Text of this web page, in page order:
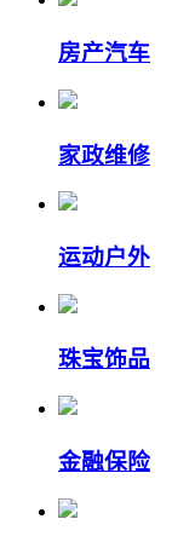
房产汽车
家政维修
运动户外
珠宝饰品
金融保险